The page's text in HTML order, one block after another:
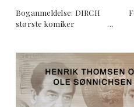
Boganmeldelse: DIRCH
største komiker …